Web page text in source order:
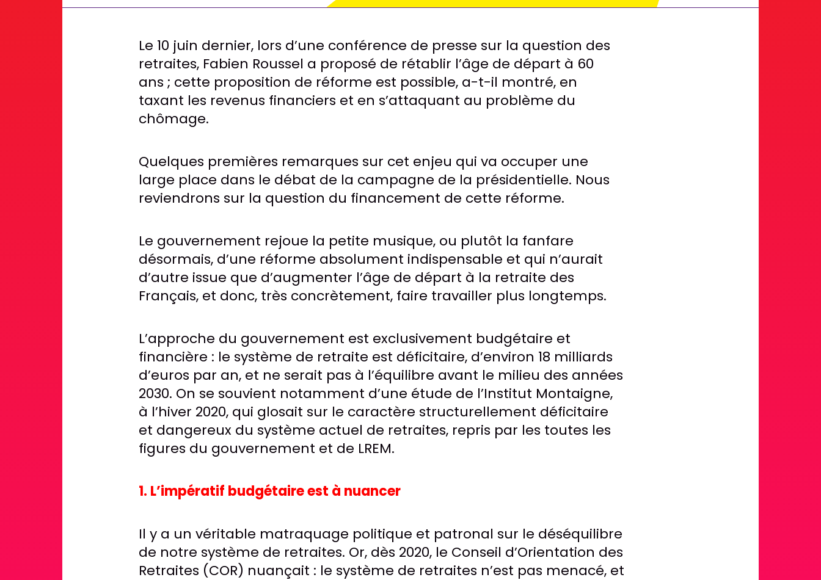
Le 10 juin dernier, lors d’une conférence de presse sur la question des
retraites, Fabien Roussel a proposé de rétablir l’âge de départ à 60
ans ; cette proposition de réforme est possible, a-t-il montré, en
taxant les revenus financiers et en s’attaquant au problème du
chômage.
Quelques premières remarques sur cet enjeu qui va occuper une
large place dans le débat de la campagne de la présidentielle. Nous
reviendrons sur la question du financement de cette réforme.
Le gouvernement rejoue la petite musique, ou plutôt la fanfare
désormais, d’une réforme absolument indispensable et qui n’aurait
d’autre issue que d’augmenter l’âge de départ à la retraite des
Français, et donc, très concrètement, faire travailler plus longtemps.
L’approche du gouvernement est exclusivement budgétaire et
financière : le système de retraite est déficitaire, d’environ 18 milliards
d’euros par an, et ne serait pas à l’équilibre avant le milieu des années
2030. On se souvient notamment d’une étude de l’Institut Montaigne,
à l’hiver 2020, qui glosait sur le caractère structurellement déficitaire
et dangereux du système actuel de retraites, repris par les toutes les
figures du gouvernement et de LREM.
1. L’impératif budgétaire est à nuancer
Il y a un véritable matraquage politique et patronal sur le déséquilibre
de notre système de retraites. Or, dès 2020, le Conseil d’Orientation des
Retraites (COR) nuançait : le système de retraites n’est pas menacé, et